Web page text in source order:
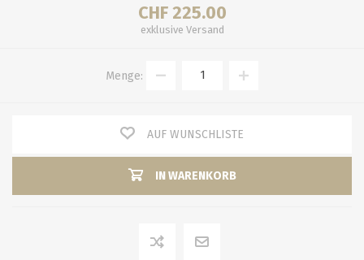
CHF 225.00
exklusive Versand
Menge:
AUF WUNSCHLISTE
IN WARENKORB